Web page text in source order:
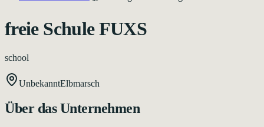
freie Schule FUXS
school
UnbekanntElbmarsch
Über das Unternehmen